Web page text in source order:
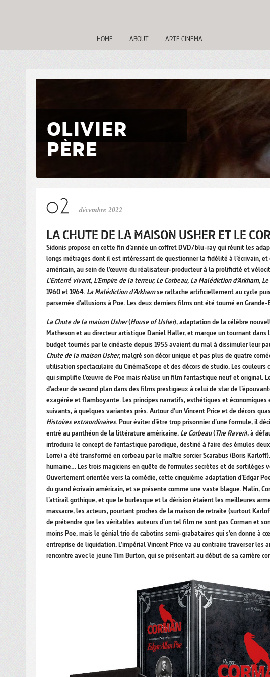
HOME ABOUT ARTE CINEMA
OLIVIER
PÈRE
décembre 2022
LA CHUTE DE LA MAISON USHER ET LE
Sidonis propose en cette fin d’année un coffret DVD/blu-ray qui réunit les
longs métrages dont il est intéressant de questionner la fidélité à l’écrivain,
américain, au sein de l’œuvre du réalisateur-producteur à la prolificité et
L’Enterré vivant, L’Empire de la terreur, Le Corbeau, La Malédiction d’Arkham,
1960 et 1964. La Malédiction d’Arkhamse rattache artificiellement au cycle
parsemée d’allusions à Poe. Les deux derniers films ont été tourné en
La Chute de la maison Usher(House of Usher), adaptation de la célèbre
Matheson et au directeur artistique Daniel Haller, et marque un tournant
budget tournés par le cinéaste depuis 1955 avaient du mal à dissimuler leur
Chute de la maison Usher, malgré son décor unique et pas plus de quatre
utilisation spectaculaire du CinémaScope et des décors de studio. Les
qui simplifie l’œuvre de Poe mais réalise un film fantastique neuf et original.
d’acteur de second plan dans des films prestigieux à celui de star de
exagérée et flamboyante. Les principes narratifs, esthétiques et
suivants, à quelques variantes près. Autour d’un Vincent Price et de décors
Histoires extraordinaires. Pour éviter d’être trop prisonnier d’une formule, il
entré au panthéon de la littérature américaine. Le Corbeau(The Raven), à
introduira le concept de fantastique parodique, destiné à faire des émules
Lorre) a été transformé en corbeau par le maître sorcier Scarabus (Boris
humaine… Les trois magiciens en quête de formules secrètes et de sortilèges
Ouvertement orientée vers la comédie, cette cinquième adaptation d’Edgar
du grand écrivain américain, et se présente comme une vaste blague. Malin,
l’attirail gothique, et que le burlesque et la dérision étaient les meilleures
massacre, les acteurs, pourtant proches de la maison de retraite (surtout
de prétendre que les véritables auteurs d’un tel film ne sont pas Corman et
moins Poe, mais le génial trio de cabotins semi-grabataires qui s’en donne
entreprise de liquidation. L’impérial Vincent Price va au contraire traverser
rencontre avec le jeune Tim Burton, qui se présentait au début de sa carrière